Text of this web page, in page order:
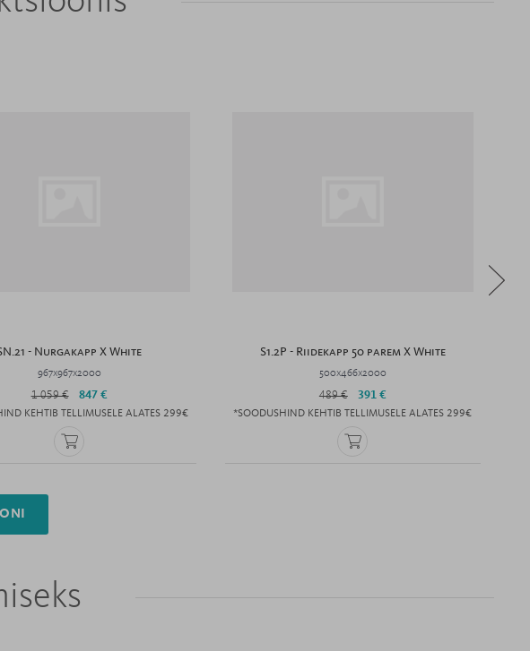
- Nurgakapp X White
967x967x2000
1 059 € 847 €
KEHTIB TELLIMUSELE ALATES 299€
S1.2P - Riidekapp 50 parem X White
500x466x2000
489 € 391 €
*SOODUSHIND KEHTIB TELLIMUSELE ALATES 299€